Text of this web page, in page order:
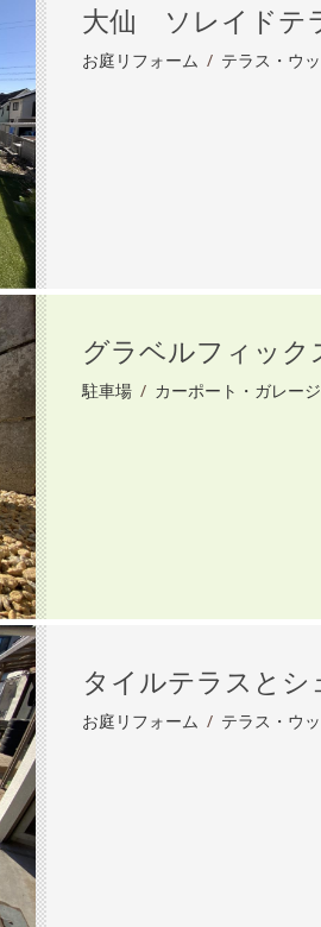
大仙 ソレイドテ
お庭リフォーム / テラス・ウ
グラベルフィック
駐車場 / カーポート・ガレージ
タイルテラスと
お庭リフォーム / テラス・ウ